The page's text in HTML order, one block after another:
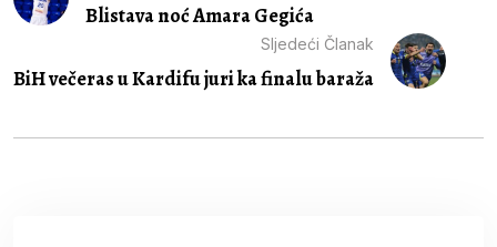
Blistava noć Amara Gegića
Sljedeći Članak
BiH večeras u Kardifu juri ka finalu baraža